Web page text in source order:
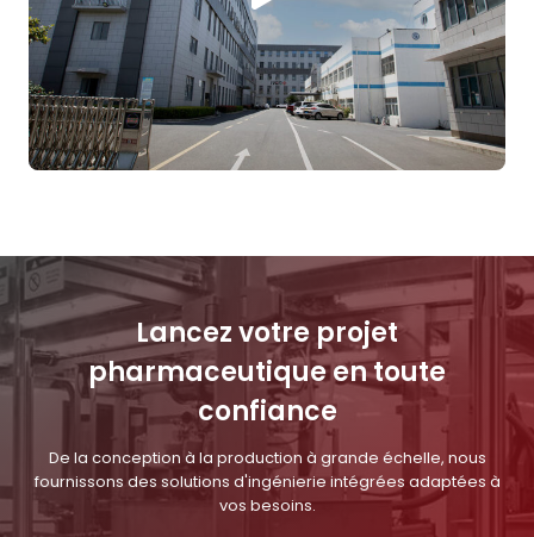
Lancez votre projet
pharmaceutique en toute
confiance
De la conception à la production à grande échelle, nous
fournissons des solutions d'ingénierie intégrées adaptées à
vos besoins.